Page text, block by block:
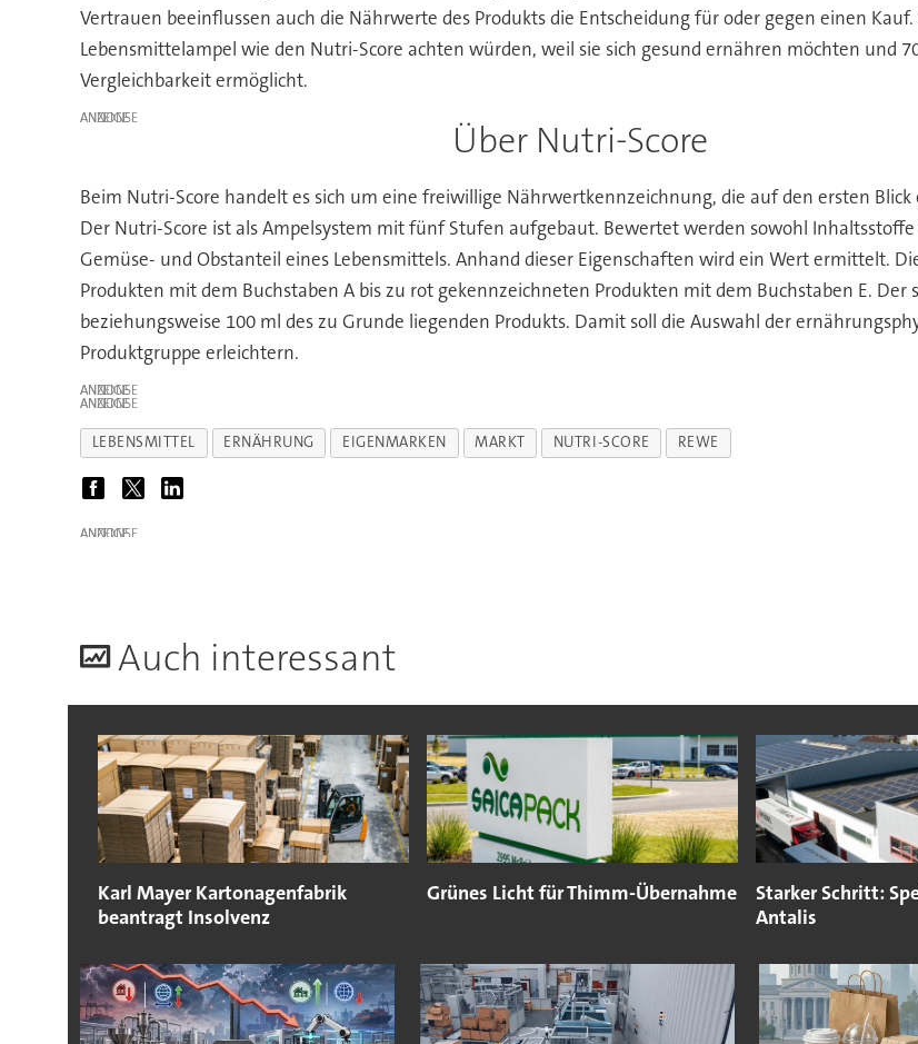
Vertrauen beeinflussen auch die Nährwerte des Produkts die Entscheidung für oder gegen einen
Lebensmittelampel wie den Nutri-Score achten würden, weil sie sich gesund ernähren möchten und
Vergleichbarkeit ermöglicht.
ANZEIGE Über Nutri-Score
Beim Nutri-Score handelt es sich um eine freiwillige Nährwertkennzeichnung, die auf den ersten
Der Nutri-Score ist als Ampelsystem mit fünf Stufen aufgebaut. Bewertet werden sowohl
Gemüse- und Obstanteil eines Lebensmittels. Anhand dieser Eigenschaften wird ein Wert ermittelt.
Produkten mit dem Buchstaben A bis zu rot gekennzeichneten Produkten mit dem Buchstaben E.
beziehungsweise 100 ml des zu Grunde liegenden Produkts. Damit soll die Auswahl der
Produktgruppe erleichtern.
ANZEIGE
ANZEIGE
LEBENSMITTEL ERNÄHRUNG EIGENMARKEN MARKT NUTRI-SCORE REWE
ANZEIGE
Auch interessant
Karl Mayer Kartonagenfabrik
beantragt Insolvenz
Grünes Licht für Thimm-Übernahme
Starker Schritt:
Antalis